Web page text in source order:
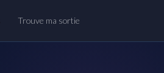
Trouve ma sortie